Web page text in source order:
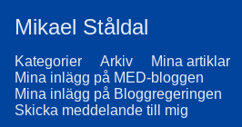
Mikael Ståldal
Kategorier Arkiv
Mina artiklar
Mina inlägg på MED-bloggen
Mina inlägg på Bloggregeringen
Skicka meddelande till mig